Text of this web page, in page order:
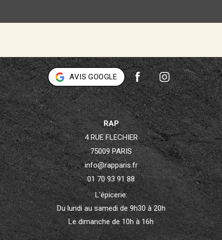
AVIS GOOGLE
RAP
4 RUE FLECHIER
75009 PARIS
info@rapparis.fr
01 70 93 91 88
L'épicerie:
Du lundi au samedi de 9h30 à 20h
Le dimanche de 10h à 16h